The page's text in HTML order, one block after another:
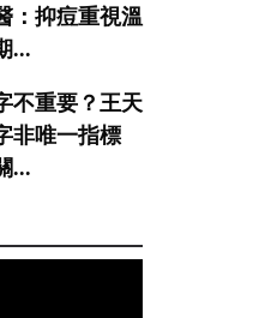
：抑痘重視溫
...
不重要？王天
非唯一指標
...